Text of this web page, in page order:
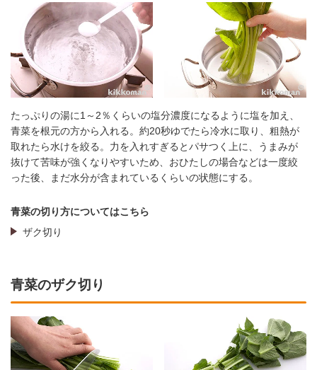
たっぷりの湯に1～2％くらいの塩分濃度になるように塩を加え、
青菜を根元の方から入れる。約20秒ゆでたら冷水に取り、粗熱が
取れたら水けを絞る。力を入れすぎるとパサつく上に、うまみが
抜けて苦味が強くなりやすいため、おひたしの場合などは一度絞
った後、まだ水分が含まれているくらいの状態にする。
青菜の切り方についてはこちら
ザク切り
青菜のザク切り